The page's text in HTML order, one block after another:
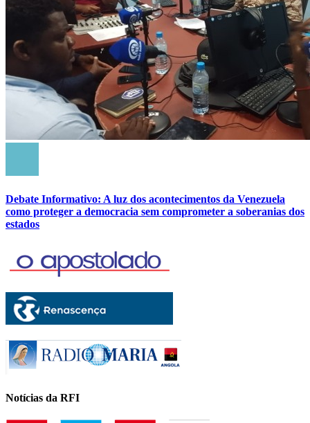
Debate Informativo: A luz dos acontecimentos da Venezuela
como proteger a democracia sem comprometer a soberanias dos
estados
Notícias da RFI